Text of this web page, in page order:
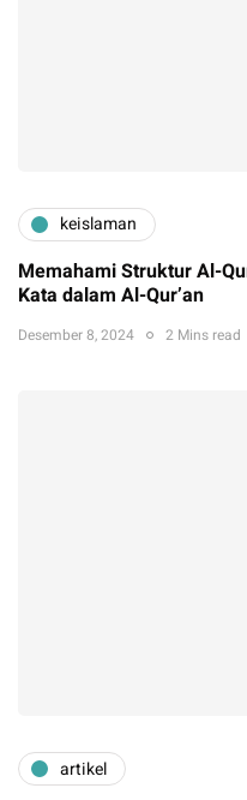
keislaman
Memahami Struktur Al-
Kata dalam Al-Qur’an
Desember 8, 2024 2 Mins read
artikel